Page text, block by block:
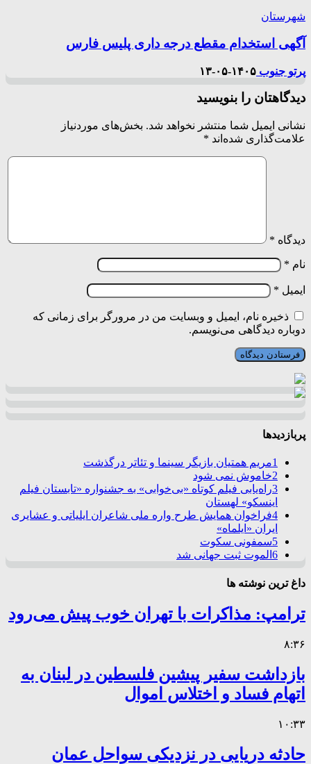
شهرستان
آگهی استخدام مقطع درجه داری پلیس فارس
پرتو جنوب ۱۴۰۵-۰۵-۱۳
دیدگاهتان را بنویسید
نشانی ایمیل شما منتشر نخواهد شد. بخش‌های موردنیاز
علامت‌گذاری شده‌اند *
دیدگاه *
نام *
ایمیل *
ذخیره نام، ایمیل و وبسایت من در مرورگر برای زمانی که
دوباره دیدگاهی می‌نویسم.
پربازدیدها
1مریم همتیان بازیگر سینما و تئاتر درگذشت
2خاموش نمی شود
3راه‌یابی فیلم کوتاه «بی‌خوابی» به جشنواره «تابستان فیلم
اینسکو» لهستان
4فراخوان همایش طرح واره ملی شاعران ایلیاتی و عشایری
ایران «ایلماه»
5سمفونی سکوت
6 الموت ثبت جهانی شد
داغ ترین نوشته ها
ترامپ: مذاکرات با تهران خوب پیش می‌رود
۸:۳۶
بازداشت سفیر پیشین فلسطین در لبنان به
اتهام فساد و اختلاس اموال
۱۰:۳۳
حادثه دریایی در نزدیکی سواحل عمان